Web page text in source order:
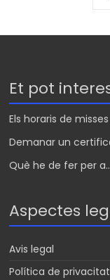
Et pot
Els horaris de misses
Demanar un
Què he de fer per
Aspectes
Avis legal
Política de privacitat